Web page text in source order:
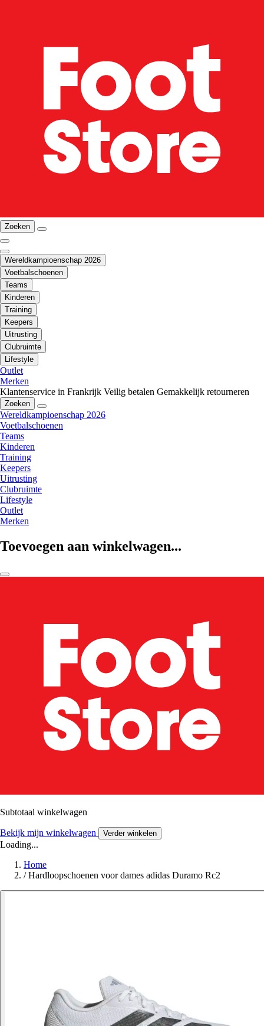
Zoeken
Wereldkampioenschap 2026
Voetbalschoenen
Teams
Kinderen
Training
Keepers
Uitrusting
Clubruimte
Lifestyle
Outlet
Merken
Klantenservice in Frankrijk Veilig betalen Gemakkelijk retourneren
Zoeken
Wereldkampioenschap 2026
Voetbalschoenen
Teams
Kinderen
Training
Keepers
Uitrusting
Clubruimte
Lifestyle
Outlet
Merken
Toevoegen aan winkelwagen...
Subtotaal winkelwagen
Bekijk mijn winkelwagen Verder winkelen
Loading...
Home
/ Hardloopschoenen voor dames adidas Duramo Rc2